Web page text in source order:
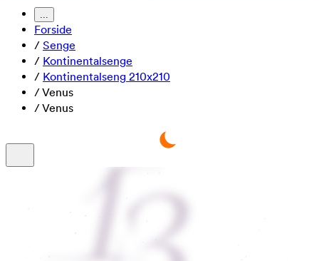
...
Forside
/ Senge
/ Kontinentalsenge
/ Kontinentalseng 210x210
/Venus
/Venus